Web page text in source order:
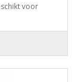
voor